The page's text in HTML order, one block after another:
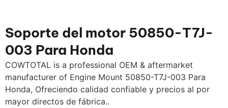
Soporte del motor 50850-T7J-
003 Para Honda
COWTOTAL is a professional OEM & aftermarket
manufacturer of Engine Mount 50850-T7J-003 Para
Honda, Ofreciendo calidad confiable y precios al por
mayor directos de fábrica..